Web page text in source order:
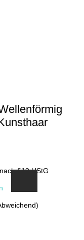
§19 UStG